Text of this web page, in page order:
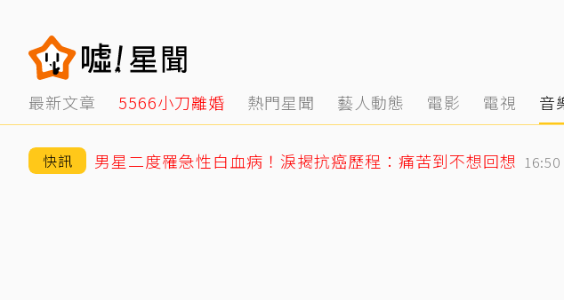
最新文章 5566小刀離婚 熱門星聞 藝人動態 電影 電視 音
快訊 男星二度罹急性白血病！淚揭抗癌歷程：痛苦到不想回想 16:50